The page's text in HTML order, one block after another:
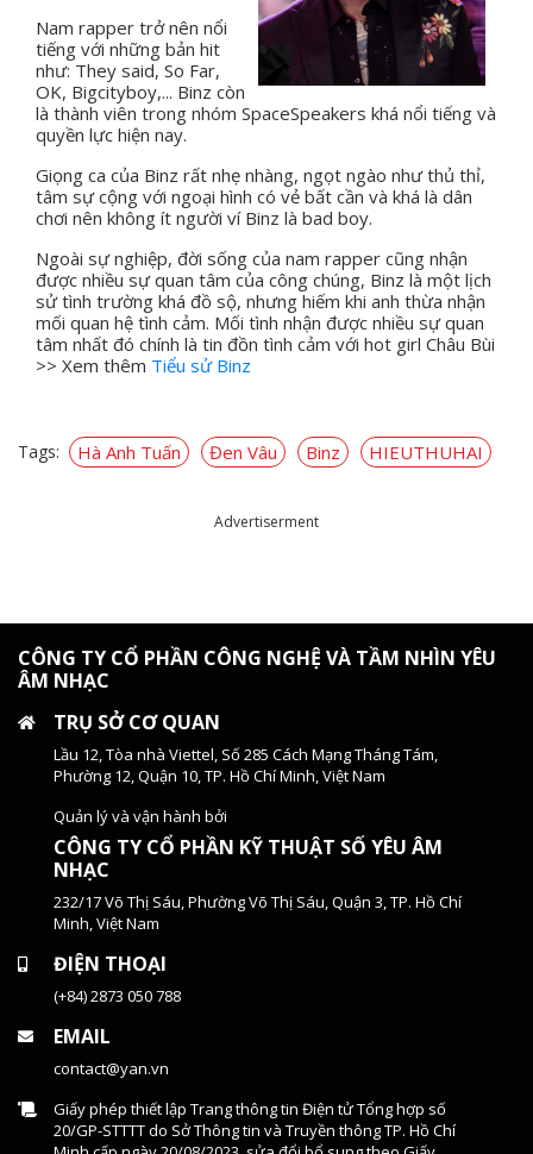
Nam rapper trở nên nổi
tiếng với những bản hit
như: They said, So Far,
OK, Bigcityboy,... Binz còn
là thành viên trong nhóm SpaceSpeakers khá nổi tiếng và
quyền lực hiện nay.
Giọng ca của Binz rất nhẹ nhàng, ngọt ngào như thủ thỉ,
tâm sự cộng với ngoại hình có vẻ bất cần và khá là dân
chơi nên không ít người ví Binz là bad boy.
Ngoài sự nghiệp, đời sống của nam rapper cũng nhận
được nhiều sự quan tâm của công chúng, Binz là một lịch
sử tình trường khá đồ sộ, nhưng hiếm khi anh thừa nhận
mối quan hệ tình cảm. Mối tình nhận được nhiều sự quan
tâm nhất đó chính là tin đồn tình cảm với hot girl Châu Bùi
>> Xem thêm Tiểu sử Binz
Tags: Hà Anh Tuấn Đen Vâu Binz HIEUTHUHAI
Advertiserment
CÔNG TY CỔ PHẦN CÔNG NGHỆ VÀ TẦM NHÌN YÊU
ÂM NHẠC
TRỤ SỞ CƠ QUAN
Lầu 12, Tòa nhà Viettel, Số 285 Cách Mạng Tháng Tám,
Phường 12, Quận 10, TP. Hồ Chí Minh, Việt Nam
Quản lý và vận hành bởi
CÔNG TY CỔ PHẦN KỸ THUẬT SỐ YÊU ÂM
NHẠC
232/17 Võ Thị Sáu, Phường Võ Thị Sáu, Quận 3, TP. Hồ Chí
Minh, Việt Nam
ĐIỆN THOẠI
(+84) 2873 050 788
EMAIL
contact@yan.vn
Giấy phép thiết lập Trang thông tin Điện tử Tổng hợp số
20/GP-STTTT do Sở Thông tin và Truyền thông TP. Hồ Chí